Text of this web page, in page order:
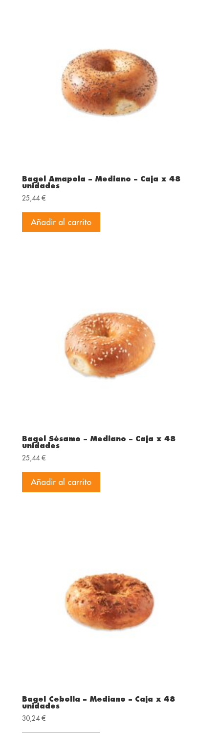
Bagel Amapola – Mediano – Caja x 48
unidades
25,44€
Añadir al carrito
Bagel Sésamo – Mediano – Caja x 48
unidades
25,44€
Añadir al carrito
Bagel Cebolla – Mediano – Caja x 48
unidades
30,24€